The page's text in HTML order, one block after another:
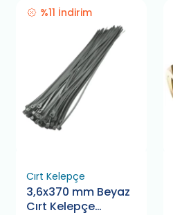
%11 İndirim
Cırt Kelepçe
3,6x370 mm Beyaz
Cırt Kelepçe